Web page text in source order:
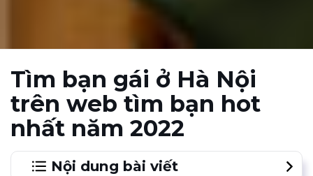
Tìm bạn gái ở Hà Nội
trên web tìm bạn hot
nhất năm 2022
Nội dung bài viết